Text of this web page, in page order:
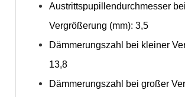
Austrittspupillendurchmesser
Vergrößerung (mm): 3,5
Dämmerungszahl bei kleiner
13,8
Dämmerungszahl bei großer